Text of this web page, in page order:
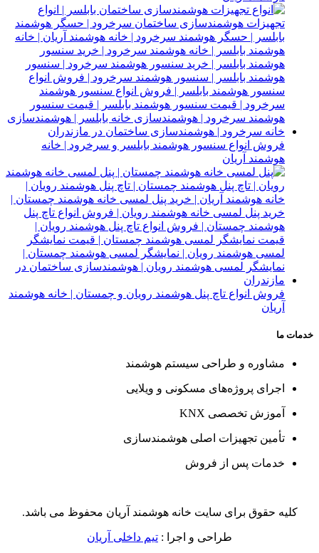
فروش انواع سنسور هوشمند بابلسر و سرخرود | خانه
هوشمند آریان
فروش انواع تاچ پنل هوشمند رویان و چمستان | خانه هوشمند
آریان
خدمات ما
مشاوره و طراحی سیستم هوشمند
اجرای پروژه‌های مسکونی و ویلایی
آموزش تخصصی KNX
تأمین تجهیزات اصلی هوشمندسازی
خدمات پس از فروش
کلیه حقوق برای سایت خانه هوشمند آریان محفوظ می باشد.
طراحی و اجرا : تیم داخلی آریان